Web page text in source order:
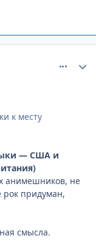
к месту
— США и
анимешников, не
рок придуман,
смысла.